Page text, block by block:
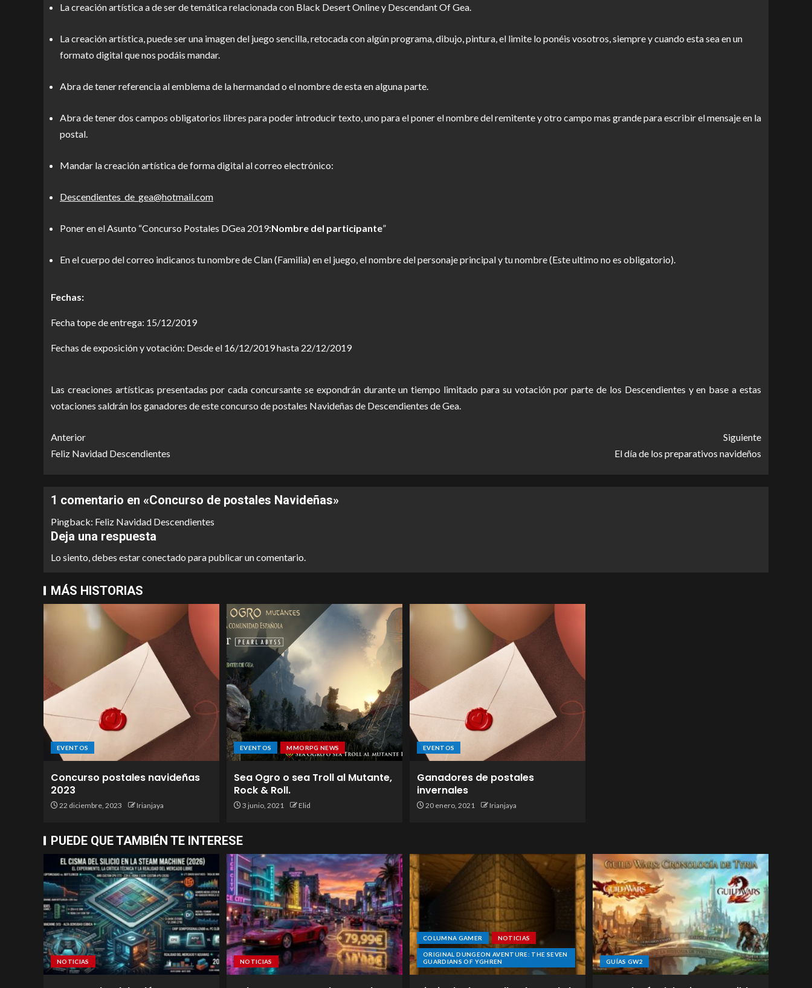
La creación artística a de ser de temática relacionada con Black Desert Online y Descendant Of Gea.
La creación artística, puede ser una imagen del juego sencilla, retocada con algún programa, dibujo, pintura, el limite lo ponéis vosotros, siempre y cuando esta sea en un
formato digital que nos podáis mandar.
Abra de tener referencia al emblema de la hermandad o el nombre de esta en alguna parte.
Abra de tener dos campos obligatorios libres para poder introducir texto, uno para el poner el nombre del remitente y otro campo mas grande para escribir el mensaje en la
postal.
Mandar la creación artística de forma digital al correo electrónico:
Descendientes_de_gea@hotmail.com
Poner en el Asunto “Concurso Postales DGea 2019:Nombre del participante”
En el cuerpo del correo indicanos tu nombre de Clan (Familia) en el juego, el nombre del personaje principal y tu nombre (Este ultimo no es obligatorio).
Fechas:
Fecha tope de entrega: 15/12/2019
Fechas de exposición y votación: Desde el 16/12/2019 hasta 22/12/2019
Las creaciones artísticas presentadas por cada concursante se expondrán durante un tiempo limitado para su votación por parte de los Descendientes y en base a estas
votaciones saldrán los ganadores de este concurso de postales Navideñas de Descendientes de Gea.
Anterior
Feliz Navidad Descendientes
Siguiente
El día de los preparativos navideños
1 comentario en «Concurso de postales Navideñas»
Pingback: Feliz Navidad Descendientes
Deja una respuesta
Lo siento, debes estarconectado para publicar un comentario.
MÁS HISTORIAS
EVENTOS
Concurso postales navideñas
2023
22 diciembre, 2023 Irianjaya
EVENTOS MMORPG NEWS
Sea Ogro o sea Troll al Mutante,
Rock & Roll.
3 junio, 2021 Elid
EVENTOS
Ganadores de postales
invernales
20 enero, 2021 Irianjaya
PUEDE QUE TAMBIÉN TE INTERESE
NOTICIAS NOTICIAS
COLUMNA GAMER NOTICIAS
ORIGINAL DUNGEON AVENTURE: THE SEVEN
GUARDIANS OF YGHREN
GUÍAS GW2